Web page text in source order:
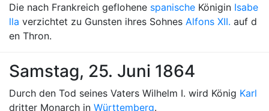
Die nach Frankreich geflohene spanische Königin Isabe
lla verzichtet zu Gunsten ihres Sohnes Alfons XII. auf d
en Thron.
Samstag, 25. Juni 1864
Durch den Tod seines Vaters Wilhelm I. wird König Karl
dritter Monarch in Württemberg.